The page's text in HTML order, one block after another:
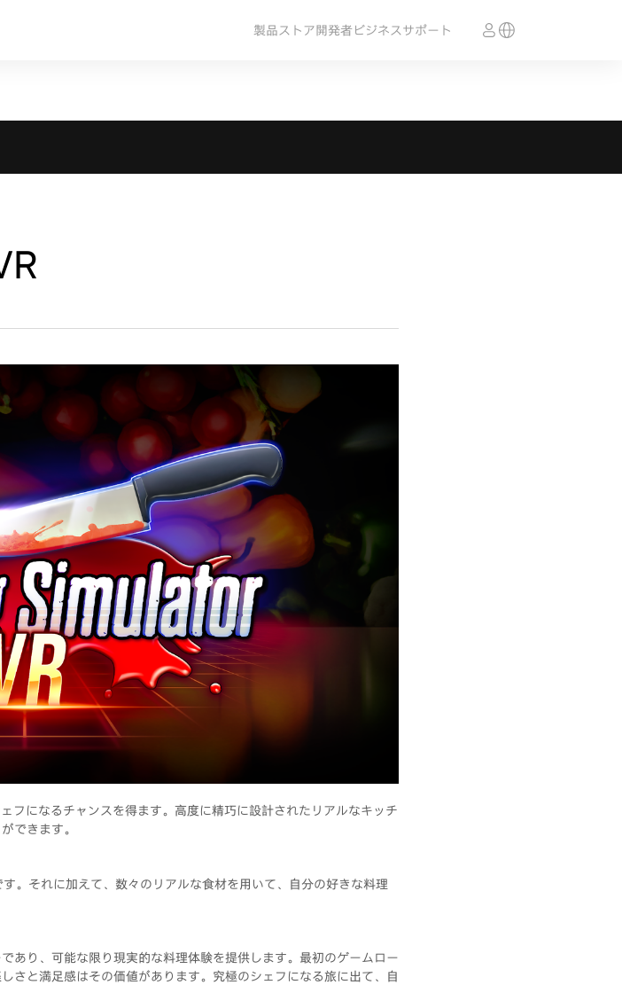
製品ストア開発者ビジネスサポート
フになるチャンスを得ます。高度に精巧に設計されたリアルなキッチ
できます。
。それに加えて、数々のリアルな食材を用いて、自分の好きな料理
あり、可能な限り現実的な料理体験を提供します。最初のゲームロー
さと満足感はその価値があります。究極のシェフになる旅に出て、自